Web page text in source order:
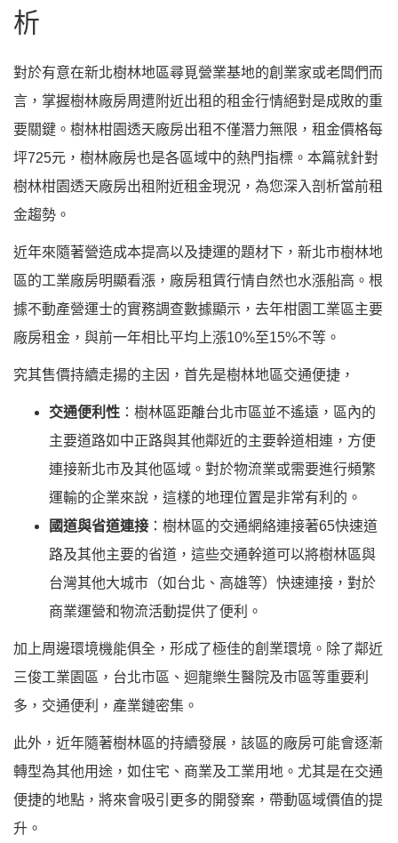
析
對於有意在新北樹林地區尋覓營業基地的創業家或老闆們而
言，掌握樹林廠房周遭附近出租的租金行情絕對是成敗的重
要關鍵。樹林柑園透天廠房出租不僅潛力無限，租金價格每
坪725元，樹林廠房也是各區域中的熱門指標。本篇就針對
樹林柑園透天廠房出租附近租金現況，為您深入剖析當前租
金趨勢。
近年來隨著營造成本提高以及捷運的題材下，新北市樹林地
區的工業廠房明顯看漲，廠房租賃行情自然也水漲船高。根
據不動產營運士的實務調查數據顯示，去年柑園工業區主要
廠房租金，與前一年相比平均上漲10%至15%不等。
究其售價持續走揚的主因，首先是樹林地區交通便捷，
交通便利性 ： 樹林區距離台北市區並不遙遠，區內的
主要道路如中正路與其他鄰近的主要幹道相連，方便
連接新北市及其他區域。對於物流業或需要進行頻繁
運輸的企業來說，這樣的地理位置是非常有利的。
國道與省道連接 ： 樹林區的交通網絡連接著65快速道
路及其他主要的省道，這些交通幹道可以將樹林區與
台灣其他大城市（如台北、高雄等）快速連接，對於
商業運營和物流活動提供了便利。
加上周邊環境機能俱全，形成了極佳的創業環境。除了鄰近
三俊工業園區，台北市區、迴龍樂生醫院及市區等重要利
多，交通便利，產業鏈密集。
此外，近年隨著樹林區的持續發展，該區的廠房可能會逐漸
轉型為其他用途，如住宅、商業及工業用地。尤其是在交通
便捷的地點，將來會吸引更多的開發案，帶動區域價值的提
升。